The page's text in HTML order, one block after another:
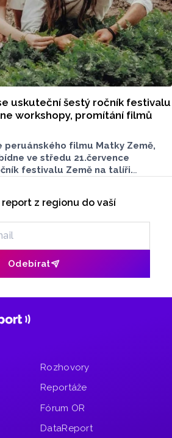
uskuteční šestý ročník festivalu
workshopy, promítání filmů
peruánského filmu Matky Země,
ve středu 21.července
festivalu Země na talíři.
a změnou klimatu.
z regionu do vaší
Odebírat
Rozhovory
Reportáže
Fórum OR
DataReport